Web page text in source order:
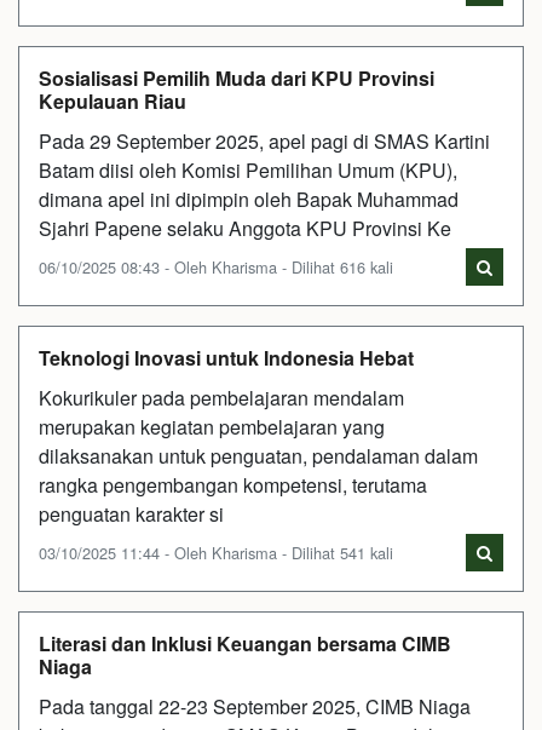
Sosialisasi Pemilih Muda dari KPU Provinsi
Kepulauan Riau
Pada 29 September 2025, apel pagi di SMAS Kartini
Batam diisi oleh Komisi Pemilihan Umum (KPU),
dimana apel ini dipimpin oleh Bapak Muhammad
Sjahri Papene selaku Anggota KPU Provinsi Ke
06/10/2025 08:43 - Oleh Kharisma - Dilihat 616 kali
Teknologi Inovasi untuk Indonesia Hebat
Kokurikuler pada pembelajaran mendalam
merupakan kegiatan pembelajaran yang
dilaksanakan untuk penguatan, pendalaman dalam
rangka pengembangan kompetensi, terutama
penguatan karakter si
03/10/2025 11:44 - Oleh Kharisma - Dilihat 541 kali
Literasi dan Inklusi Keuangan bersama CIMB
Niaga
Pada tanggal 22-23 September 2025, CIMB Niaga